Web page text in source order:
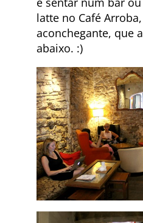
latte no Café
aconchegante, que
abaixo. :)